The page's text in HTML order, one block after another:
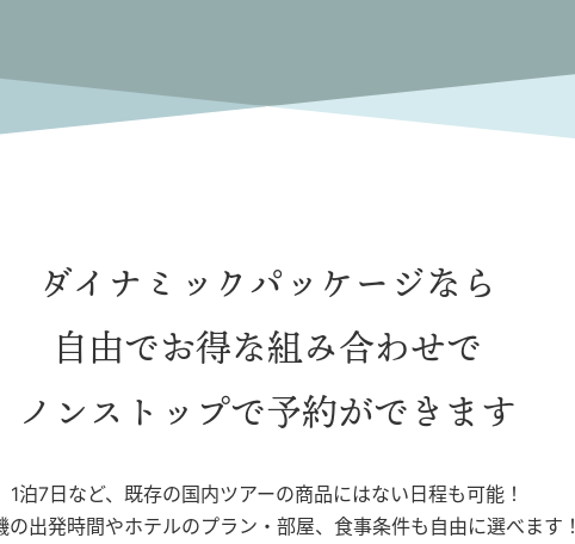
ダイナミックパッケージなら
自由でお得な組み合わせで
ノンストップで予約ができます
1泊7日など、既存の国内ツアーの商品にはない日程も可能！
の出発時間やホテルのプラン・部屋、食事条件も自由に選べます！